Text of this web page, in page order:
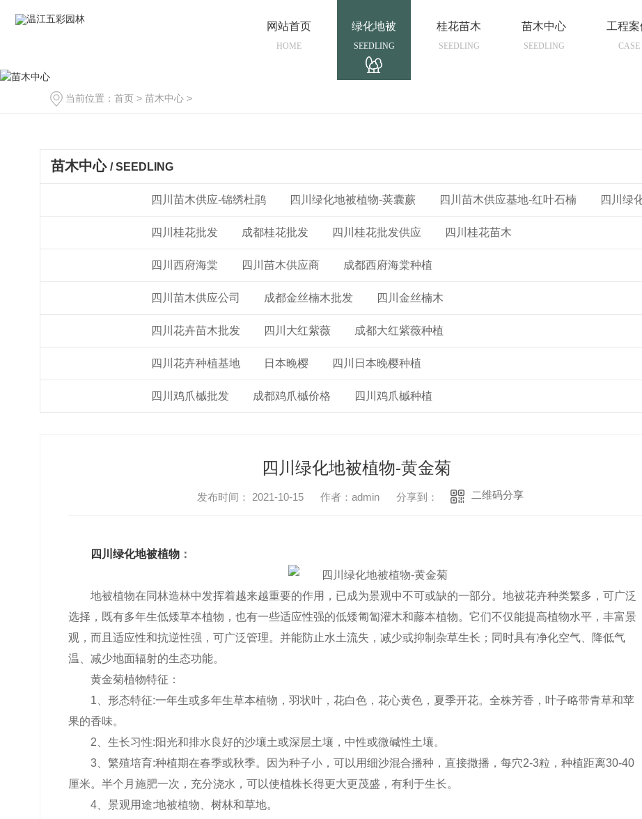
网站首页
HOME
绿化地被
SEEDLING
桂花苗木
SEEDLING
苗木中心
SEEDLING
工程案
CASE
当前位置： 首页 > 苗木中心 >
苗木中心 / SEEDLING
四川苗木供应-锦绣杜鹃 四川绿化地被植物-荚囊蕨 四川苗木供应基地-红叶石楠 四川绿
四川桂花批发 成都桂花批发 四川桂花批发供应 四川桂花苗木
四川西府海棠 四川苗木供应商 成都西府海棠种植
四川苗木供应公司 成都金丝楠木批发 四川金丝楠木
四川花卉苗木批发 四川大红紫薇 成都大红紫薇种植
四川花卉种植基地 日本晚樱 四川日本晚樱种植
四川鸡爪槭批发 成都鸡爪槭价格 四川鸡爪槭种植
四川绿化地被植物-黄金菊
发布时间： 2021-10-15 作者：admin 分享到： 二维码分享
四川绿化地被植物 ：
地被植物在同林造林中发挥着越来越重要的作用，已成为景观中不可或缺的一部分。地被花卉种类繁多，可广泛
选择，既有多年生低矮草本植物，也有一些适应性强的低矮匍匐灌木和藤本植物。它们不仅能提高植物水平，丰富景
观，而且适应性和抗逆性强，可广泛管理。并能防止水土流失，减少或抑制杂草生长；同时具有净化空气、降低气
温、减少地面辐射的生态功能。
黄金菊植物特征：
1、形态特征:一年生或多年生草本植物，羽状叶，花白色，花心黄色，夏季开花。全株芳香，叶子略带青草和苹
果的香味。
2、生长习性:阳光和排水良好的沙壤土或深层土壤，中性或微碱性土壤。
3、繁殖培育:种植期在春季或秋季。因为种子小，可以用细沙混合播种，直接撒播，每穴2-3粒，种植距离30-40
厘米。半个月施肥一次，充分浇水，可以使植株长得更大更茂盛，有利于生长。
4、景观用途:地被植物、树林和草地。
成都桂花批发 四川桂花批发供应